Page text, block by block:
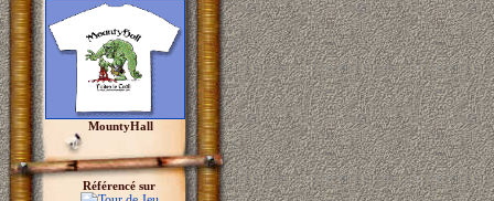
MountyHall
Référencé sur